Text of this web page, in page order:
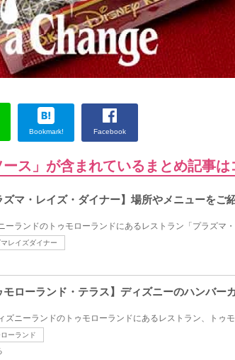
Bookmark! Facebook
ース」が含まれているまとめ記事は
ズマ・レイズ・ダイナー】場所やメニューをご
ーランドのトゥモローランドにあるレストラン「プラズマ
レイズダイナー
モローランド・テラス】ディズニーのハンバー
ズニーランドのトゥモローランドにあるレストラン、トゥ
ローランド